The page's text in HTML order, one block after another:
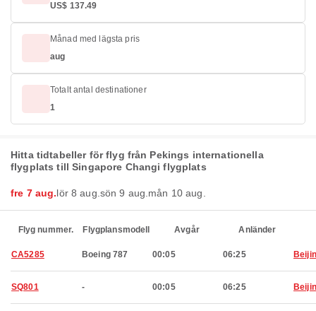
US$ 137.49
Månad med lägsta pris
aug
Totalt antal destinationer
1
Hitta tidtabeller för flyg från Pekings internationella
flygplats till Singapore Changi flygplats
fre 7 aug.lör 8 aug. sön 9 aug. mån 10 aug.
Flyg nummer. Flygplansmodell Avgår Anländer
CA5285 Boeing 787 00:05 06:25
SQ801 - 00:05 06:25